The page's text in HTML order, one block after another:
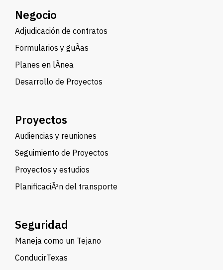
Negocio
Adjudicación de contratos
Formularios y guÃ­as
Planes en lÃ­nea
Desarrollo de Proyectos
Proyectos
Audiencias y reuniones
Seguimiento de Proyectos
Proyectos y estudios
PlanificaciÃ³n del transporte
Seguridad
Maneja como un Tejano
ConducirTexas